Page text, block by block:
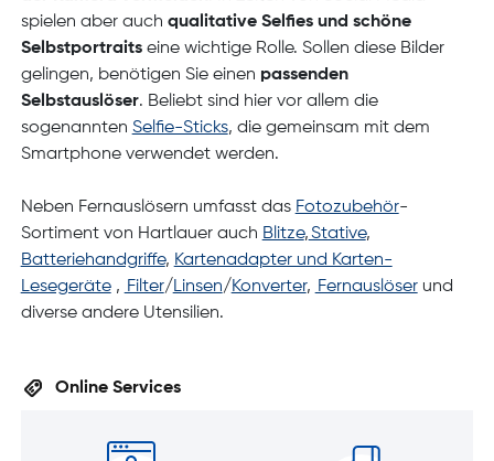
spielen aber auch qualitative Selfies und schöne
Selbstportraitseine wichtige Rolle. Sollen diese Bilder
gelingen, benötigen Sie einen passenden
Selbstauslöser. Beliebt sind hier vor allem die
sogenannten Selfie-Sticks, die gemeinsam mit dem
Smartphone verwendet werden.
Neben Fernauslösern umfasst das Fotozubehör-
Sortiment von Hartlauer auch Blitze,Stative,
Batteriehandgriffe, Kartenadapter und Karten-
Lesegeräte, Filter/Linsen/Konverter, Fernauslöserund
diverse andere Utensilien.
Online Services